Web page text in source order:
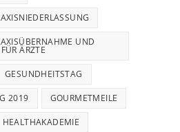
UND
ÄRZTE
GESUNDHEITSTAG
2019 GOURMETMEILE
HEALTHAKADEMIE